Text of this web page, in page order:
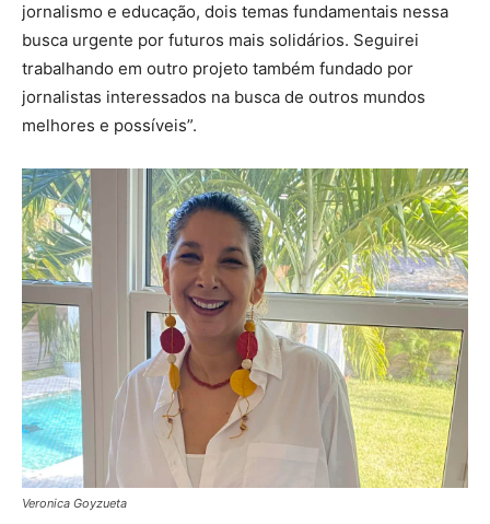
jornalismo e educação, dois temas fundamentais nessa
busca urgente por futuros mais solidários. Seguirei
trabalhando em outro projeto também fundado por
jornalistas interessados na busca de outros mundos
melhores e possíveis”.
Veronica Goyzueta